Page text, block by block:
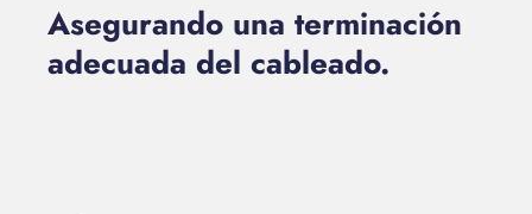
Asegurando una terminación
adecuada del cableado.